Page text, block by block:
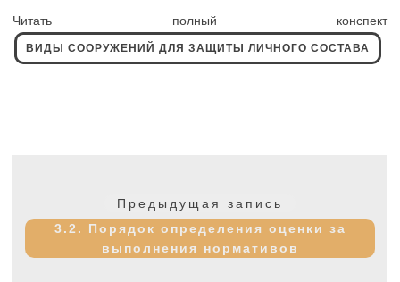
Читать полный конспект
ВИДЫ СООРУЖЕНИЙ ДЛЯ ЗАЩИТЫ ЛИЧНОГО СОСТАВА
Предыдущая запись
запись:
3.2. Порядок определения оценки за
выполнения нормативов